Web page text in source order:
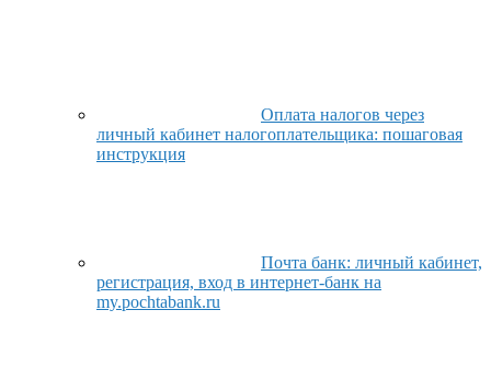
Оплата налогов через
личный кабинет налогоплательщика: пошаговая
инструкция
Почта банк: личный кабинет,
регистрация, вход в интернет-банк на
my.pochtabank.ru